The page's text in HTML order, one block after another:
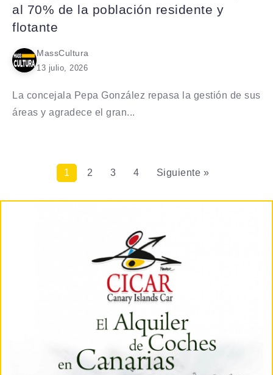
al 70% de la población residente y
flotante
MassCultura
13 julio, 2026
La concejala Pepa González repasa la gestión de sus
áreas y agradece el gran...
1 2 3 4 Siguiente »